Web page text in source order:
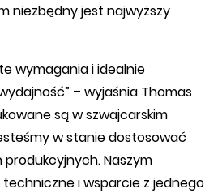
niezbędny jest najwyższy
wymagania i idealnie
– wyjaśnia Thomas
są w szwajcarskim
w stanie dostosować
Naszym
i wsparcie z jednego